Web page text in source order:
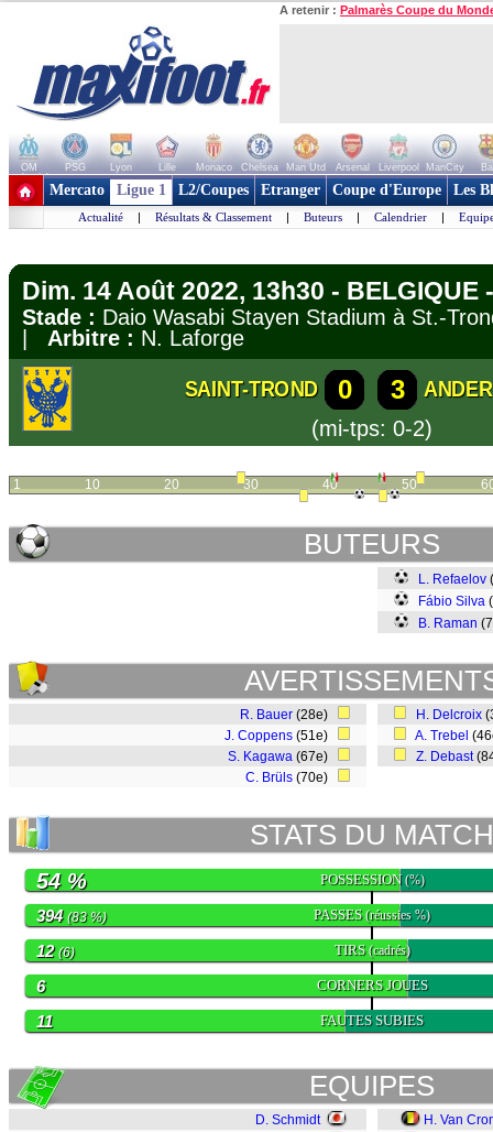
A retenir : Palmarès Coupe du
OM PSG Lyon Lille Monaco Chelsea Man Utd Arsenal Liverpool ManCity
+ de clubs
Mercato Ligue 1 L2/Coupes Etranger Coupe d'Europe Les
Actualité | Résultats & Classement | Buteurs | Calendrier |
Dim. 14 Août 2022, 13h30 -
Stade : Daio Wasabi Stayen Stadium à St.-
Arbitre : N. Laforge
SAINT-TROND 0 3
(mi-tps: 0-2)
1 10 20 30 40 50
BUTEURS
L. Refaelov
Fábio Silva
B. Raman
R. Bauer (28e)
J. Coppens (51e)
S. Kagawa (67e)
C. Brüls (70e)
H. Delcroix
A. Trebel
Z. Debast
STATS DU MATCH
POSSESSION(%)
54 %
PASSES(réussies %)
394 (83 %)
TIRS(cadrés)
12(6)
CORNERS JOUES
6
FAUTES SUBIES
11
EQUIPES
D. Schmidt
H. Van